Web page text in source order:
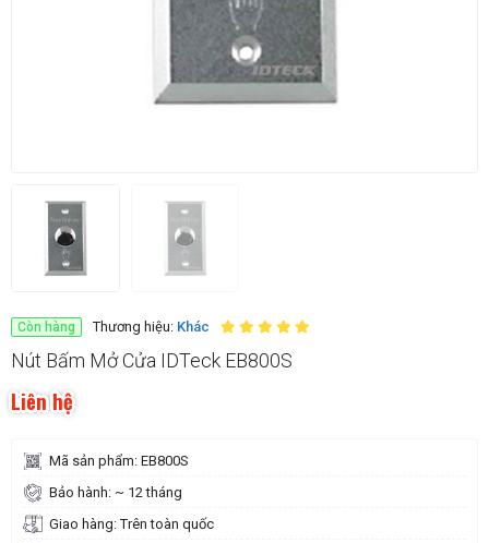
Còn hàng Thương hiệu: Khác
Nút Bấm Mở Cửa IDTeck EB800S
Liên hệ
Mã sản phẩm: EB800S
Bảo hành: ~ 12 tháng
Giao hàng: Trên toàn quốc